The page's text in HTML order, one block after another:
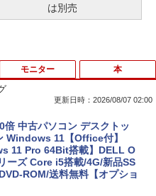
は別売
更新日時：2026/08/07 02:00
倍 中古パソコン デスクトッ
Windows 11【Office付】
11 Pro 64Bit搭載】DELL O
ーズ Core i5搭載/4G/新品SS
ROM/送料無料【オプショ
モニター 本